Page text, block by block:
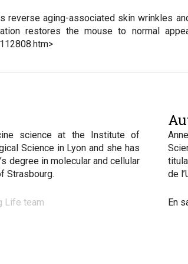
reverse aging-associated skin wrinkles
restores the mouse to normal
science at the Institute of
Science in Lyon and she has
degree in molecular and cellular
Strasbourg.
Life team
de
En